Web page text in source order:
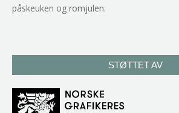
påskeuken og romjulen.
STØTTET AV